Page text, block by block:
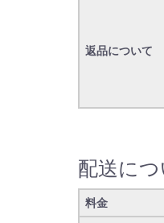
返品について
配送につ
料金